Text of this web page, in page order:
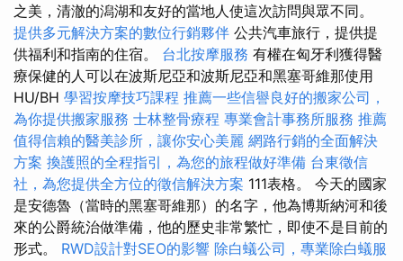
之美，清澈的潟湖和友好的當地人使這次訪問與眾不同。
提供多元解決方案的數位行銷夥伴 公共汽車旅行，提供提
供福利和指南的住宿。 台北按摩服務 有權在匈牙利獲得醫
療保健的人可以在波斯尼亞和波斯尼亞和黑塞哥維那使用
HU/BH 學習按摩技巧課程 推薦一些信譽良好的搬家公司，
為你提供搬家服務 士林整骨療程 專業會計事務所服務 推薦
值得信賴的醫美診所，讓你安心美麗 網路行銷的全面解決
方案 換護照的全程指引，為您的旅程做好準備 台東徵信
社，為您提供全方位的徵信解決方案 111表格。 今天的國家
是安德魯（當時的黑塞哥維那）的名字，他為博斯納河和後
來的公爵統治做準備，他的歷史非常繁忙，即使不是目前的
形式。 RWD設計對SEO的影響 除白蟻公司，專業除白蟻服